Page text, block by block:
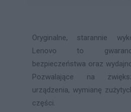
Oryginalne, starannie
Lenovo to
bezpieczeństwa oraz
Pozwalające na
urządzenia, wymianę
części.